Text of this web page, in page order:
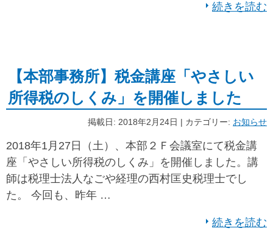
続きを読む
【本部事務所】税金講座「やさしい
所得税のしくみ」を開催しました
掲載日: 2018年2月24日 | カテゴリー: お知らせ
2018年1月27日（土）、本部２Ｆ会議室にて税金講
座「やさしい所得税のしくみ」を開催しました。講
師は税理士法人なごや経理の西村匡史税理士でし
た。 今回も、昨年 …
続きを読む